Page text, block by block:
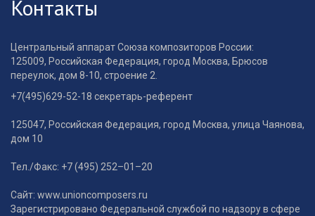
Контакты
Центральный аппарат Союза композиторов России:
125009, Российская Федерация, город Москва, Брюсов
переулок, дом 8-10, строение 2.
+7(495)629-52-18 секретарь-референт
125047, Российская Федерация, город Москва, улица Чаянова,
дом 10
Тел./Факс: +7 (495) 252–01–20
Сайт: www.unioncomposers.ru
Зарегистрировано Федеральной службой по надзору в сфере